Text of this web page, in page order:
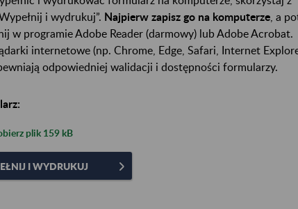
i wydrukuj”. Najpierw zapisz go na komputerze , a
w programie Adobe Reader (darmowy) lub Adobe Acrobat.
internetowe (np. Chrome, Edge, Safari, Internet
odpowiedniej walidacji i dostępności formularzy.
plik 159 kB
I WYDRUKUJ